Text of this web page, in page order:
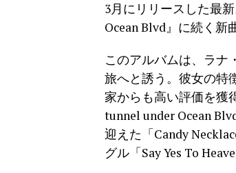
3月にリリースした最
Ocean Blvd』に続く新
このアルバムは、ラナ
旅へと誘う。彼女の特
家からも高い評価を獲
tunnel under Ocean
迎えた「Candy
グル「Say Yes To